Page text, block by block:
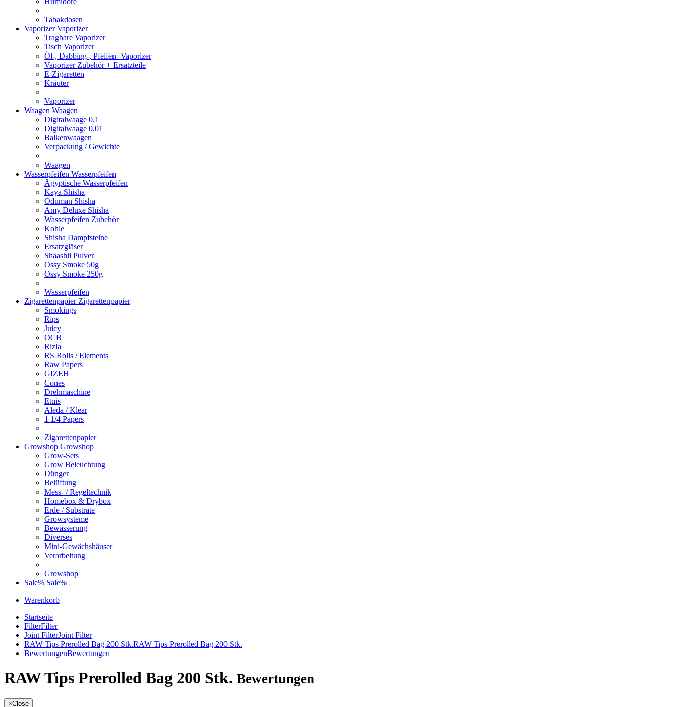
Tabakdosen
VaporizerVaporizer
Tragbare Vaporizer
Tisch Vaporizer
Öl-, Dabbing-, Pfeifen- Vaporizer
Vaporizer Zubehör + Ersatzteile
E-Zigaretten
Kräuter
Vaporizer
Waagen Waagen
Digitalwaage 0,1
Digitalwaage 0,01
Balkenwaagen
Verpackung / Gewichte
Waagen
Wasserpfeifen Wasserpfeifen
Ägyptische Wasserpfeifen
Kaya Shisha
Oduman Shisha
Amy Deluxe Shisha
Wasserpfeifen Zubehör
Kohle
Shisha Dampfsteine
Ersatzgläser
Shaashii Pulver
Ossy Smoke 50g
Ossy Smoke 250g
Wasserpfeifen
Zigarettenpapier Zigarettenpapier
Smokings
Rips
Juicy
OCB
Rizla
RS Rolls / Elements
Raw Papers
GIZEH
Cones
Drehmaschine
Etuis
Aleda / Klear
1 1/4 Papers
Zigarettenpapier
Growshop Growshop
Grow-Sets
Grow Beleuchtung
Dünger
Belüftung
Mess- / Regeltechnik
Homebox & Drybox
Erde / Substrate
Growsysteme
Bewässerung
Diverses
Mini-Gewächshäuser
Verarbeitung
Growshop
Sale% Sale%
Warenkorb
Startseite
FilterFilter
Joint FilterJoint Filter
RAW Tips Prerolled Bag 200 Stk.RAW Tips Prerolled Bag 200 Stk.
BewertungenBewertungen
RAW Tips Prerolled Bag 200 Stk. Bewertungen
×Close